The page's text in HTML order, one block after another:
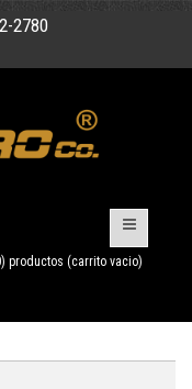
2780
productos (carrito vacio)